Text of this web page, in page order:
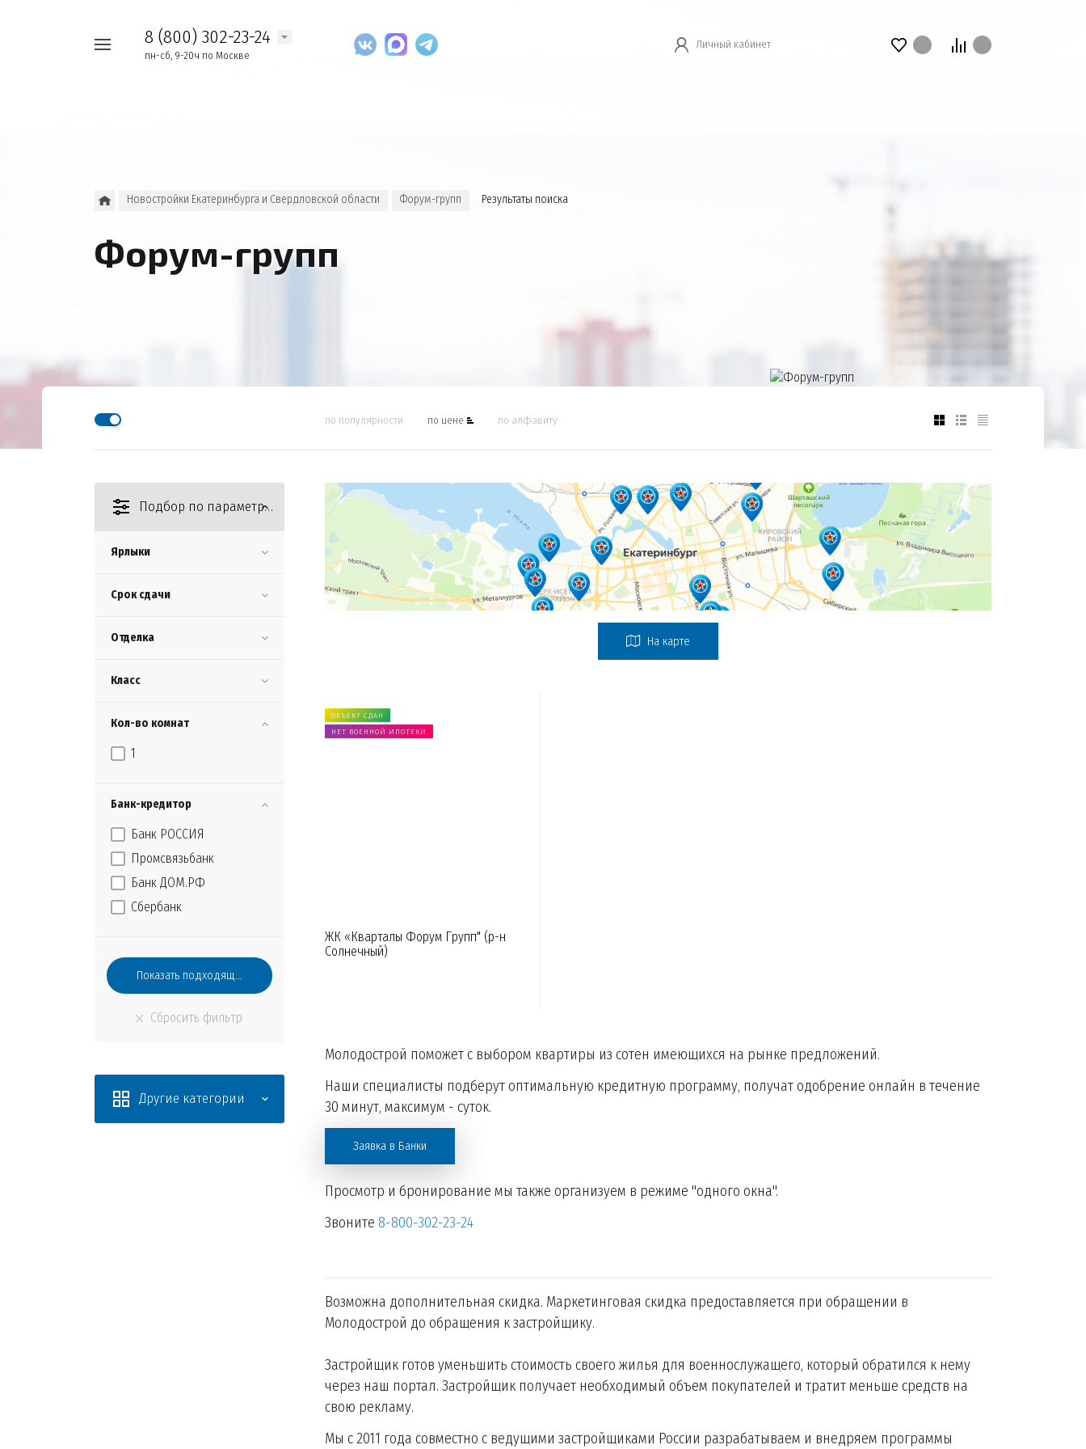
8 (800) 302-23-24
пн-сб, 9-20ч по Москве
Личный кабинет
Новостройки Екатеринбурга и Свердловской области Форум-групп Результаты поиска
Форум-групп
по популярности по цене по алфавиту
Подбор по параметрам
Ярлыки
Срок сдачи
Отделка
Класс
Кол-во комнат
1
Банк-кредитор
Банк РОССИЯ
Промсвязьбанк
Банк ДОМ.РФ
Сбербанк
Другие категории
На карте
ОБЪЕКТ СДАН
НЕТ ВОЕННОЙ ИПОТЕКИ
ЖК «Кварталы Форум Групп" (р-н
Солнечный)
Молодострой поможет с выбором квартиры из сотен имеющихся на рынке предложений.
Наши специалисты подберут оптимальную кредитную программу, получат одобрение онлайн в течение
30 минут, максимум - суток.
Заявка в Банки
Просмотр и бронирование мы также организуем в режиме "одного окна".
Звоните 8-800-302-23-24
Возможна дополнительная скидка. Маркетинговая скидка предоставляется при обращении в
Молодострой до обращения к застройщику.
Застройщик готов уменьшить стоимость своего жилья для военнослужащего, который обратился к нему
через наш портал. Застройщик получает необходимый объем покупателей и тратит меньше средств на
свою рекламу.
Мы с 2011 года совместно с ведущими застройщиками России разрабатываем и внедряем программы